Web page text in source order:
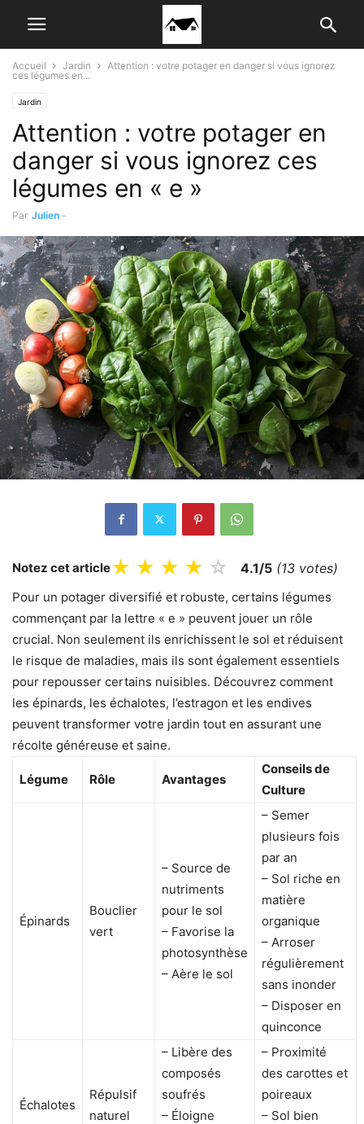
Accueil Jardin
Attention : votre potager en danger si vous ignorez
ces légumes en...
Jardin
Attention : votre potager en
danger si vous ignorez ces
légumes en « e »
Par Julien -
Notez cet article★ ★ ★ ★ ☆ 4.1/5 (13 votes)
Pour un potager diversifié et robuste, certains légumes
commençant par la lettre « e » peuvent jouer un rôle
crucial. Non seulement ils enrichissent le sol et réduisent
le risque de maladies, mais ils sont également essentiels
pour repousser certains nuisibles. Découvrez comment
les épinards, les échalotes, l’estragon et les endives
peuvent transformer votre jardin tout en assurant une
récolte généreuse et saine.
Légume Rôle Avantages
Conseils de
Culture
Épinards
Bouclier
vert
– Source de
nutriments
pour le sol
– Favorise la
photosynthèse
– Aère le sol
– Semer
plusieurs fois
par an
– Sol riche en
matière
organique
– Arroser
régulièrement
sans inonder
– Disposer en
quinconce
Échalotes
Répulsif
naturel
– Libère des
composés
soufrés
– Éloigne
– Proximité
des carottes et
poireaux
– Sol bien